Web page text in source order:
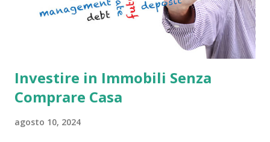
l’S&P 500 nel 2023. Sono Massy Biagio trader e autore di
Economia-Italia.com Il consenso generale prevedeva una
Investire in Immobili Senza
Comprare Casa
agosto 10, 2024